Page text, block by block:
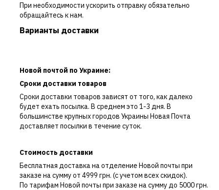
При необходимости ускорить отправку обязательно
обращайтесь к нам.
Варианты доставки
Новой почтой по Украине:
Сроки доставки товаров
Сроки доставки товаров зависят от того, как далеко
будет ехать посылка. В среднем это 1-3 дня. В
большинстве крупных городов Украины Новая Почта
доставляет посылки в течение суток.
Стоимость доставки
Бесплатная доставка на отделение Новой почты при
заказе на сумму от 4999 грн. (с учетом всех скидок).
По тарифам Новой почты при заказе на сумму до 5000 грн.